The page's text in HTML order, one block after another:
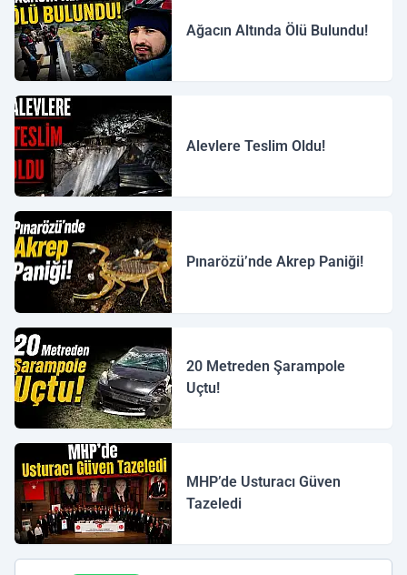
Ağacın Altında Ölü Bulundu!
Alevlere Teslim Oldu!
Pınarözü’nde Akrep Paniği!
20 Metreden Şarampole
Uçtu!
MHP’de Usturacı Güven
Tazeledi